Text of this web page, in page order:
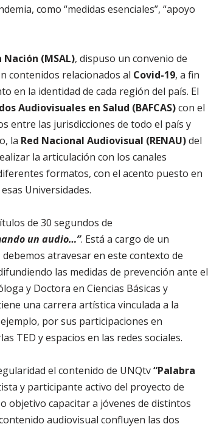
como “medidas esenciales”, “apoyo
(MSAL), dispuso un convenio de
contenidos relacionados al Covid-19, a fin
en la identidad de cada región del país. El
Audiovisuales en Salud (BAFCAS)con el
entre las jurisdicciones de todo el país y
la Red Nacional Audiovisual (RENAU)del
la articulación con los canales
formatos, con el acento puesto en
Universidades.
de 30 segundos de
un audio…”. Está a cargo de un
atravesar en este contexto de
las medidas de prevención ante el
y Doctora en Ciencias Básicas y
una carrera artística vinculada a la
por sus participaciones en
TED y espacios en las redes sociales.
el contenido de UNQtv“Palabra
y participante activo del proyecto de
objetivo capacitar a jóvenes de distintos
audiovisual confluyen las dos